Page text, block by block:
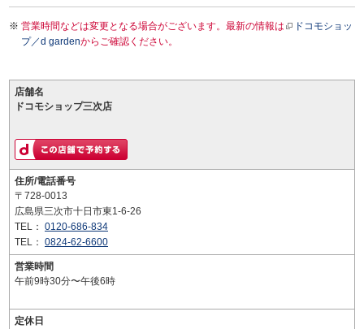
営業時間などは変更となる場合がございます。最新の情報は
ドコモショッ
プ／d gardenからご確認ください。
店舗名
ドコモショップ三次店
住所/電話番号
〒728-0013
広島県三次市十日市東1-6-26
TEL： 0120-686-834
TEL： 0824-62-6600
営業時間
午前9時30分〜午後6時
定休日